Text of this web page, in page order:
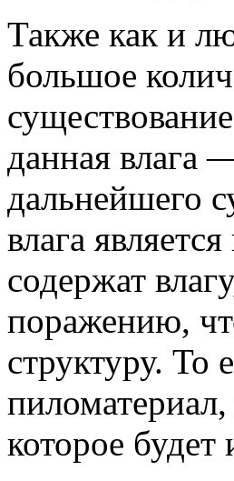
Также как и
большое
данная влага
дальнейшего
влага
содержат
поражению,
структуру. То
которое